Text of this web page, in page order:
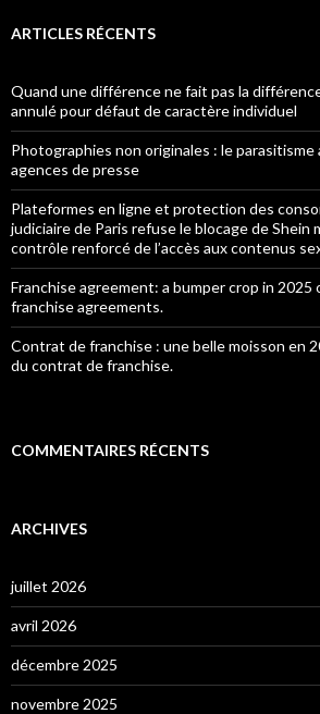
ARTICLES RÉCENTS
Quand une différence ne fait pas la
annulé pour défaut de caractère individuel
Photographies non originales : le parasitisme
agences de presse
Plateformes en ligne et protection des
judiciaire de Paris refuse le blocage de Shein
contrôle renforcé de l’accès aux contenus
Franchise agreement: a bumper crop in
franchise agreements.
Contrat de franchise : une belle moisson en
du contrat de franchise.
COMMENTAIRES RÉCENTS
ARCHIVES
juillet 2026
avril 2026
décembre 2025
novembre 2025